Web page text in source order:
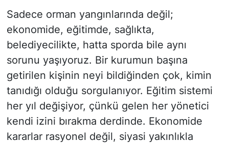
Sadece orman yangınlarında değil;
ekonomide, eğitimde, sağlıkta,
belediyecilikte, hatta sporda bile aynı
sorunu yaşıyoruz. Bir kurumun başına
getirilen kişinin neyi bildiğinden çok, kimin
tanıdığı olduğu sorgulanıyor. Eğitim sistemi
her yıl değişiyor, çünkü gelen her yönetici
kendi izini bırakma derdinde. Ekonomide
kararlar rasyonel değil, siyasi yakınlıkla